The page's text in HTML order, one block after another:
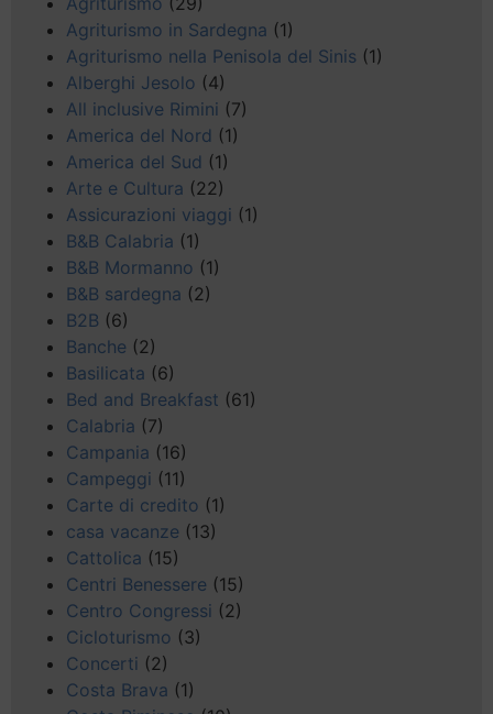
Agriturismo in Sardegna (1)
Agriturismo nella Penisola del Sinis (1)
Alberghi Jesolo (4)
All inclusive Rimini (7)
America del Nord (1)
America del Sud (1)
Arte e Cultura (22)
Assicurazioni viaggi (1)
B&B Calabria (1)
B&B Mormanno (1)
B&B sardegna (2)
B2B (6)
Banche (2)
Basilicata (6)
Bed and Breakfast (61)
Calabria (7)
Campania (16)
Campeggi (11)
Carte di credito (1)
casa vacanze (13)
Cattolica (15)
Centri Benessere (15)
Centro Congressi (2)
Cicloturismo (3)
Concerti (2)
Costa Brava (1)